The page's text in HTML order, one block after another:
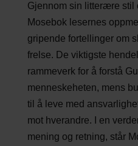
Gjennom sin litterære stil
Mosebok lesernes
gripende fortellinger om
frelse. De viktigste
rammeverk for å forstå
menneskeheten, mens
til å leve med
mot hverandre. I en
mening og retning, står